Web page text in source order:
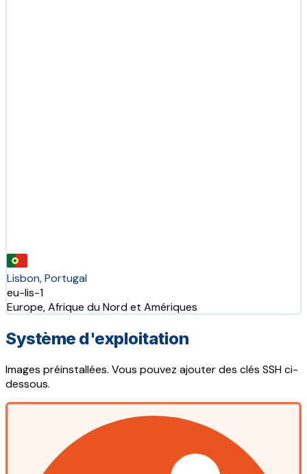
Lisbon, Portugal
eu-lis-1
Europe, Afrique du Nord et Amériques
Système d'exploitation
Images préinstallées. Vous pouvez ajouter des clés SSH ci-
dessous.